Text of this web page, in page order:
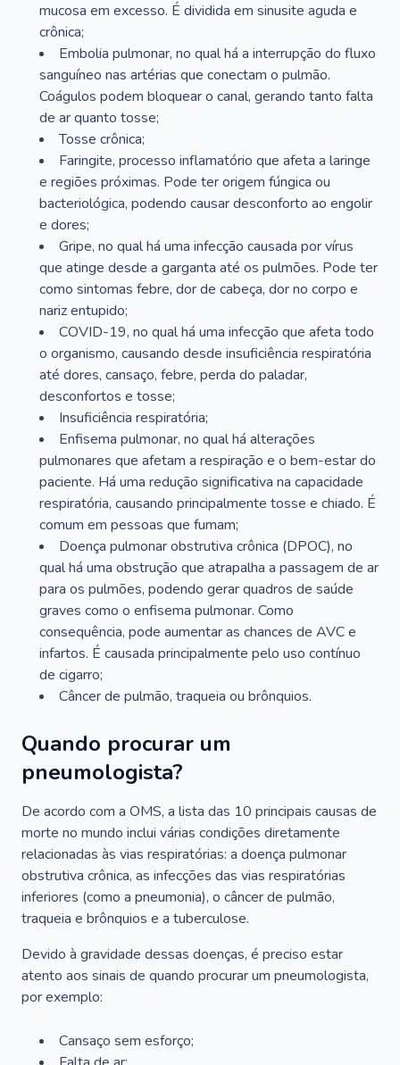
mucosa em excesso. É dividida em sinusite aguda e
crônica;
Embolia pulmonar, no qual há a interrupção do fluxo
sanguíneo nas artérias que conectam o pulmão.
Coágulos podem bloquear o canal, gerando tanto falta
de ar quanto tosse;
Tosse crônica;
Faringite, processo inflamatório que afeta a laringe
e regiões próximas. Pode ter origem fúngica ou
bacteriológica, podendo causar desconforto ao engolir
e dores;
Gripe, no qual há uma infecção causada por vírus
que atinge desde a garganta até os pulmões. Pode ter
como sintomas febre, dor de cabeça, dor no corpo e
nariz entupido;
COVID-19, no qual há uma infecção que afeta todo
o organismo, causando desde insuficiência respiratória
até dores, cansaço, febre, perda do paladar,
desconfortos e tosse;
Insuficiência respiratória;
Enfisema pulmonar, no qual há alterações
pulmonares que afetam a respiração e o bem-estar do
paciente. Há uma redução significativa na capacidade
respiratória, causando principalmente tosse e chiado. É
comum em pessoas que fumam;
Doença pulmonar obstrutiva crônica (DPOC), no
qual há uma obstrução que atrapalha a passagem de ar
para os pulmões, podendo gerar quadros de saúde
graves como o enfisema pulmonar. Como
consequência, pode aumentar as chances de AVC e
infartos. É causada principalmente pelo uso contínuo
de cigarro;
Câncer de pulmão, traqueia ou brônquios.
Quando procurar um
pneumologista?
De acordo com a OMS, a lista das 10 principais causas de
morte no mundo inclui várias condições diretamente
relacionadas às vias respiratórias: a doença pulmonar
obstrutiva crônica, as infecções das vias respiratórias
inferiores (como a pneumonia), o câncer de pulmão,
traqueia e brônquios e a tuberculose.
Devido à gravidade dessas doenças, é preciso estar
atento aos sinais de quando procurar um pneumologista,
por exemplo:
Cansaço sem esforço;